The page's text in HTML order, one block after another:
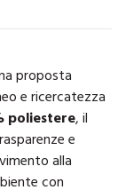
proposta
e ricercatezza
poliestere, il
e
alla
con